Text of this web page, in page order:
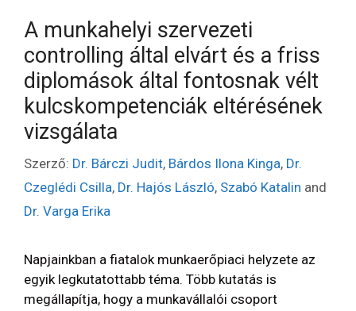
A munkahelyi szervezeti
controlling által elvárt és a friss
diplomások által fontosnak vélt
kulcskompetenciák eltérésének
vizsgálata
Szerző: Dr. Bárczi Judit, Bárdos Ilona Kinga, Dr.
Czeglédi Csilla, Dr. Hajós László, Szabó Katalin and
Dr. Varga Erika
Napjainkban a fiatalok munkaerőpiaci helyzete az
egyik legkutatottabb téma. Több kutatás is
megállapítja, hogy a munkavállalói csoport